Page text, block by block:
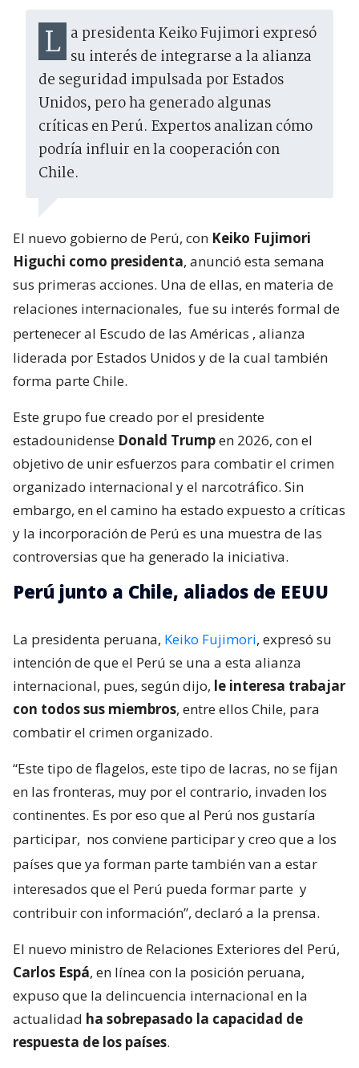
La presidenta Keiko Fujimori expresó su interés de integrarse a la alianza
de seguridad impulsada por Estados
Unidos, pero ha generado algunas
críticas en Perú. Expertos analizan cómo
podría influir en la cooperación con
Chile.
El nuevo gobierno de Perú, con Keiko Fujimori
Higuchi como presidenta, anunció esta semana
sus primeras acciones. Una de ellas, en materia de
relaciones internacionales, fue su interés formal de
pertenecer al Escudo de las Américas , alianza
liderada por Estados Unidos y de la cual también
forma parte Chile.
Este grupo fue creado por el presidente
estadounidense Donald Trumpen 2026, con el
objetivo de unir esfuerzos para combatir el crimen
organizado internacional y el narcotráfico. Sin
embargo, en el camino ha estado expuesto a críticas
y la incorporación de Perú es una muestra de las
controversias que ha generado la iniciativa.
Perú junto a Chile, aliados de EEUU
La presidenta peruana, Keiko Fujimori, expresó su
intención de que el Perú se una a esta alianza
internacional, pues, según dijo, le interesa trabajar
con todos sus miembros, entre ellos Chile, para
combatir el crimen organizado.
“Este tipo de flagelos, este tipo de lacras, no se fijan
en las fronteras, muy por el contrario, invaden los
continentes. Es por eso que al Perú nos gustaría
participar, nos conviene participar y creo que a los
países que ya forman parte también van a estar
interesados que el Perú pueda formar parte y
contribuir con información”, declaró a la prensa.
El nuevo ministro de Relaciones Exteriores del Perú,
Carlos Espá, en línea con la posición peruana,
expuso que la delincuencia internacional en la
actualidad ha sobrepasado la capacidad de
respuesta de los países.